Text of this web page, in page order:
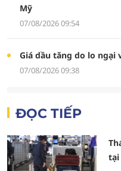
Mỹ
07/08/2026 09:54
Giá dầu tăng do lo ngại
07/08/2026 09:38
ĐỌC TIẾP
tại